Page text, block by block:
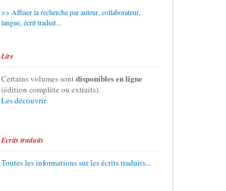
Affiner la recherche par auteur, collaborateur,
langue, écrit traduit...
Lire
Certains volumes sontdisponibles en ligne
(édition complète ou extraits).
Les découvrir
Écrits traduits
Toutes les informations sur les écrits traduits...